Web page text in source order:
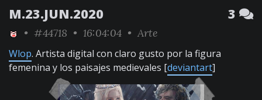
M.23.JUN.2020 3
• #44718 • 16:04:04 • Arte
Wlop. Artista digital con claro gusto por la figura
femenina y los paisajes medievales [deviantart]